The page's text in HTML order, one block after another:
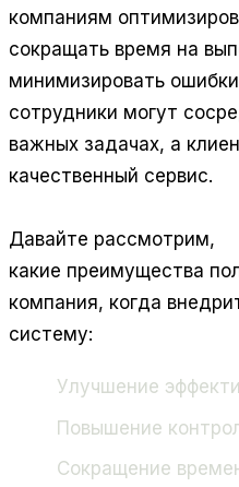
компаниям
сокращать время на
минимизировать
сотрудники могут
важных задачах, а
качественный сервис.
Давайте рассмотрим,
какие преимущества
компания, когда
систему:
Улучшение
Повышение
Сокращение